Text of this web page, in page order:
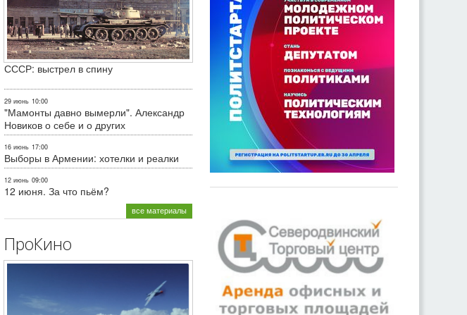
СССР: выстрел в спину
29 июнь 10:00
"Мамонты давно вымерли". Александр
Новиков о себе и о других
16 июнь 17:00
Выборы в Армении: хотелки и реалки
12 июнь 09:00
12 июня. За что пьём?
все материалы
ПроКино